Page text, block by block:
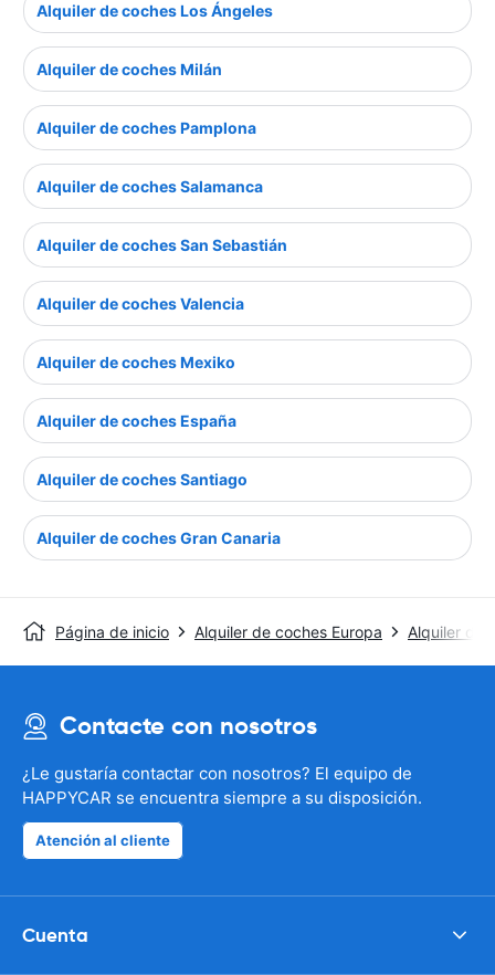
Alquiler de coches Los Ángeles
Alquiler de coches Milán
Alquiler de coches Pamplona
Alquiler de coches Salamanca
Alquiler de coches San Sebastián
Alquiler de coches Valencia
Alquiler de coches Mexiko
Alquiler de coches España
Alquiler de coches Santiago
Alquiler de coches Gran Canaria
Página de inicio Alquiler de coches Europa Alquiler de
Contacte con nosotros
¿Le gustaría contactar con nosotros? El equipo de
HAPPYCAR se encuentra siempre a su disposición.
Atención al cliente
Cuenta